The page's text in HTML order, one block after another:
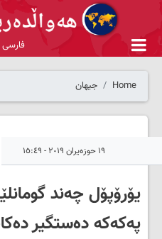
فارسی
Home جیهان
١٩ حوزەیران ٢٠١٩ - ١٥:٤٩
یۆرۆپۆل چەند
پەکەکە دەستگیر